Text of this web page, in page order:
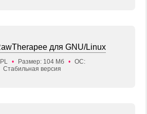
для GNU/Linux
• Размер: 104 Мб • ОС:
Стабильная версия